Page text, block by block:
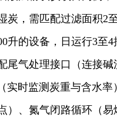
炭，需匹配过滤面积2
升的设备，日运行3至4
尾气处理接口（连接碱
实时监测炭重与含水率
）、氮气闭路循环（易